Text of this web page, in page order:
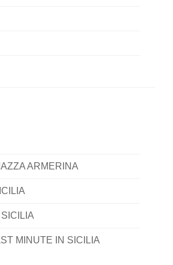
ARMERINA
MINUTE IN SICILIA